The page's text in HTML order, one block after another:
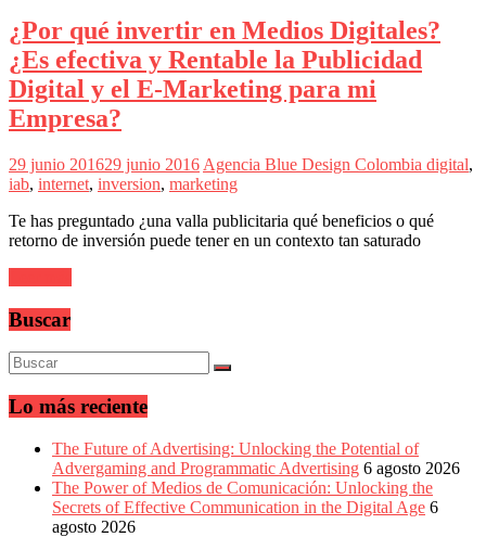
Una
mirada
estratégica
y
versátil
del
en
LATAM
Bitácora
social
Mercadeo
Medios,
Marketing,
Campañas
Publicitarias,
Agencias,
Empresas,
Negocios,
Tendencias,
Trendings,
Dinero,
¿Por qué invertir en Medios Digitales?
¿Es efectiva y Rentable la Publicidad
Digital y el E-Marketing para mi
Empresa?
29 junio 201629 junio 2016 Agencia Blue Design Colombia digital,
iab, internet, inversion, marketing
Te has preguntado ¿una valla publicitaria qué beneficios o qué
retorno de inversión puede tener en un contexto tan saturado
Buscar
Lo más reciente
The Future of Advertising: Unlocking the Potential of
Advergaming and Programmatic Advertising 6 agosto 2026
The Power of Medios de Comunicación: Unlocking the
Secrets of Effective Communication in the Digital Age 6
agosto 2026